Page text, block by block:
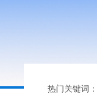
热门关键词：